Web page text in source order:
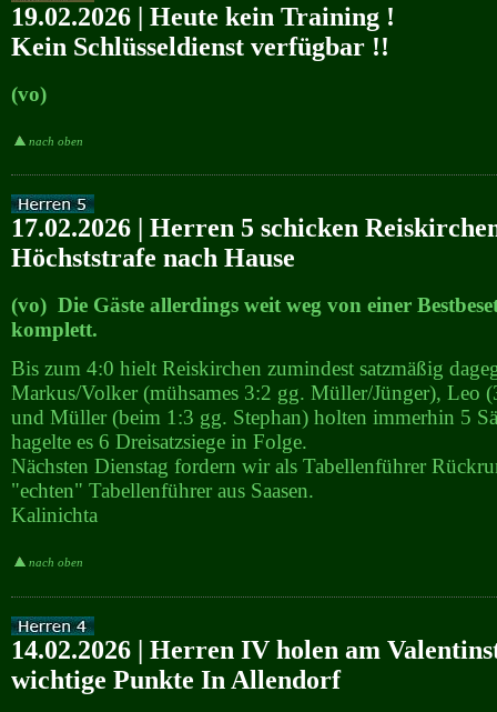
19.02.2026 | Heute kein Training !
Kein Schlüsseldienst verfügbar !!
(vo)
nach oben
17.02.2026 | Herren 5 schicken
Höchststrafe nach Hause
(vo) Die Gäste allerdings weit weg von einer
komplett.
Bis zum 4:0 hielt Reiskirchen zumindest satzmäßig
Markus/Volker (mühsames 3:2 gg. Müller/Jünger), Leo
und Müller (beim 1:3 gg. Stephan) holten immerhin 5
hagelte es 6 Dreisatzsiege in Folge.
Nächsten Dienstag fordern wir als Tabellenführer
"echten" Tabellenführer aus Saasen.
Kalinichta
nach oben
14.02.2026 | Herren IV holen am
wichtige Punkte In Allendorf